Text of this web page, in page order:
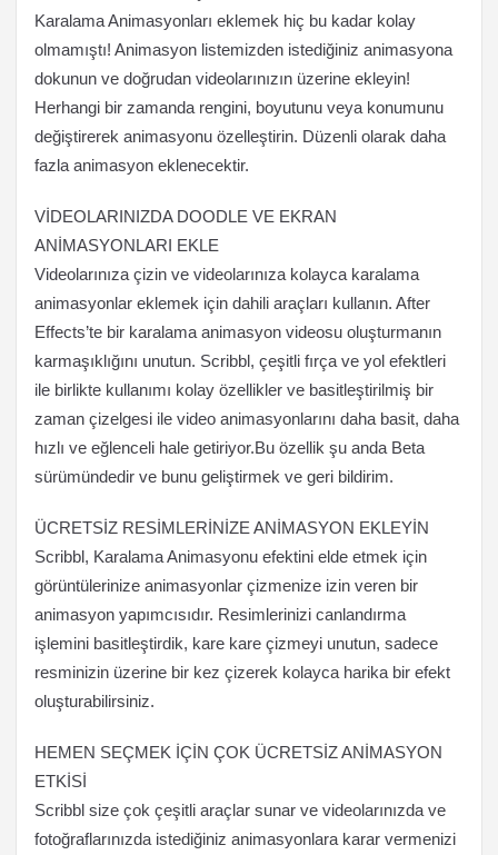
Karalama Animasyonları eklemek hiç bu kadar kolay
olmamıştı! Animasyon listemizden istediğiniz animasyona
dokunun ve doğrudan videolarınızın üzerine ekleyin!
Herhangi bir zamanda rengini, boyutunu veya konumunu
değiştirerek animasyonu özelleştirin. Düzenli olarak daha
fazla animasyon eklenecektir.
VİDEOLARINIZDA DOODLE VE EKRAN
ANİMASYONLARI EKLE
Videolarınıza çizin ve videolarınıza kolayca karalama
animasyonlar eklemek için dahili araçları kullanın. After
Effects’te bir karalama animasyon videosu oluşturmanın
karmaşıklığını unutun. Scribbl, çeşitli fırça ve yol efektleri
ile birlikte kullanımı kolay özellikler ve basitleştirilmiş bir
zaman çizelgesi ile video animasyonlarını daha basit, daha
hızlı ve eğlenceli hale getiriyor.Bu özellik şu anda Beta
sürümündedir ve bunu geliştirmek ve geri bildirim.
ÜCRETSİZ RESİMLERİNİZE ANİMASYON EKLEYİN
Scribbl, Karalama Animasyonu efektini elde etmek için
görüntülerinize animasyonlar çizmenize izin veren bir
animasyon yapımcısıdır. Resimlerinizi canlandırma
işlemini basitleştirdik, kare kare çizmeyi unutun, sadece
resminizin üzerine bir kez çizerek kolayca harika bir efekt
oluşturabilirsiniz.
HEMEN SEÇMEK İÇİN ÇOK ÜCRETSİZ ANİMASYON
ETKİSİ
Scribbl size çok çeşitli araçlar sunar ve videolarınızda ve
fotoğraflarınızda istediğiniz animasyonlara karar vermenizi